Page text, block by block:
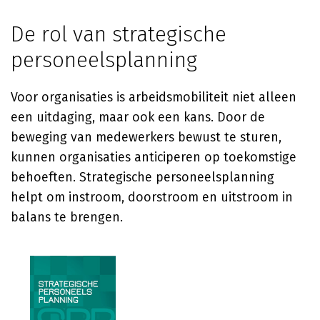
De rol van strategische
personeelsplanning
Voor organisaties is arbeidsmobiliteit niet alleen
een uitdaging, maar ook een kans. Door de
beweging van medewerkers bewust te sturen,
kunnen organisaties anticiperen op toekomstige
behoeften. Strategische personeelsplanning
helpt om instroom, doorstroom en uitstroom in
balans te brengen.